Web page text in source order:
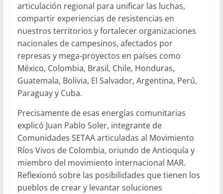
articulación regional para unificar las luchas,
compartir experiencias de resistencias en
nuestros territorios y fortalecer organizaciones
nacionales de campesinos, afectados por
represas y mega-proyectos en países como
México, Colombia, Brasil, Chile, Honduras,
Guatemala, Bolivia, El Salvador, Argentina, Perú,
Paraguay y Cuba.
Precisamente de esas energías comunitarias
explicó Juan Pablo Soler, integrante de
Comunidades SETAA articuladas al Movimiento
Ríos Vivos de Colombia, oriundo de Antioquía y
miembro del movimiento internacional MAR.
Reflexionó sobre las posibilidades que tienen los
pueblos de crear y levantar soluciones